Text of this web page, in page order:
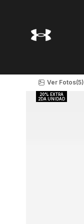
Ver Fotos(5)